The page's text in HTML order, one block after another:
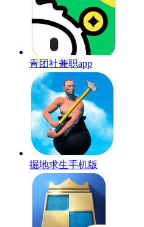
青团社兼职app
掘地求生手机版